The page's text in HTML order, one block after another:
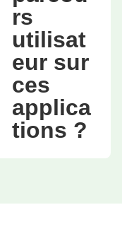
rs
utilisat
eur sur
ces
applica
tions ?